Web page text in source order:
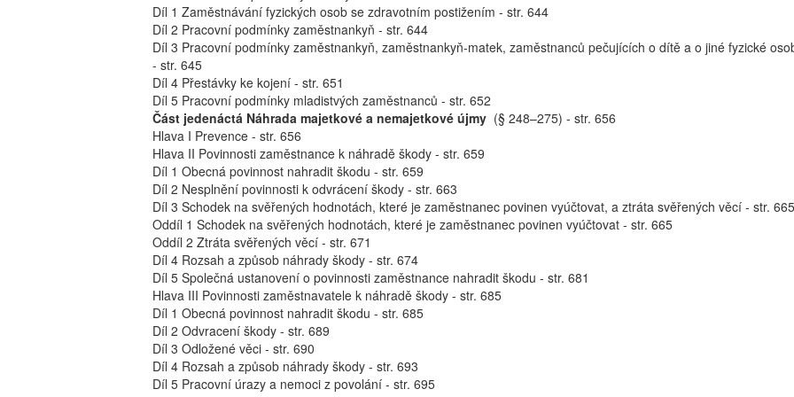
Díl 1 Zaměstnávání fyzických osob se zdravotním postižením - str. 644
Díl 2 Pracovní podmínky zaměstnankyň - str. 644
Díl 3 Pracovní podmínky zaměstnankyň, zaměstnankyň-matek, zaměstnanců pečujících o dítě a o jiné fyzické
- str. 645
Díl 4 Přestávky ke kojení - str. 651
Díl 5 Pracovní podmínky mladistvých zaměstnanců - str. 652
Část jedenáctá Náhrada majetkové a nemajetkové újmy (§ 248–275) - str. 656
Hlava I Prevence - str. 656
Hlava II Povinnosti zaměstnance k náhradě škody - str. 659
Díl 1 Obecná povinnost nahradit škodu - str. 659
Díl 2 Nesplnění povinnosti k odvrácení škody - str. 663
Díl 3 Schodek na svěřených hodnotách, které je zaměstnanec povinen vyúčtovat, a ztráta svěřených věcí - str. 665
Oddíl 1 Schodek na svěřených hodnotách, které je zaměstnanec povinen vyúčtovat - str. 665
Oddíl 2 Ztráta svěřených věcí - str. 671
Díl 4 Rozsah a způsob náhrady škody - str. 674
Díl 5 Společná ustanovení o povinnosti zaměstnance nahradit škodu - str. 681
Hlava III Povinnosti zaměstnavatele k náhradě škody - str. 685
Díl 1 Obecná povinnost nahradit škodu - str. 685
Díl 2 Odvracení škody - str. 689
Díl 3 Odložené věci - str. 690
Díl 4 Rozsah a způsob náhrady škody - str. 693
Díl 5 Pracovní úrazy a nemoci z povolání - str. 695